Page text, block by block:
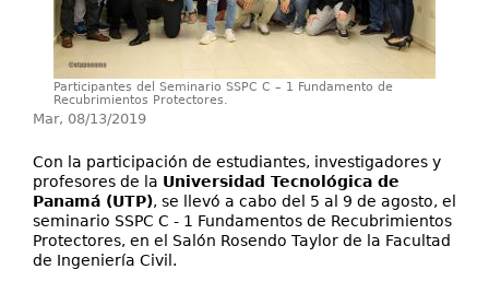
Participantes del Seminario SSPC C – 1 Fundamento de
Recubrimientos Protectores.
Mar, 08/13/2019
Con la participación de estudiantes, investigadores y
profesores de la Universidad Tecnológica de
Panamá (UTP), se llevó a cabo del 5 al 9 de agosto, el
seminario SSPC C - 1 Fundamentos de Recubrimientos
Protectores, en el Salón Rosendo Taylor de la Facultad
de Ingeniería Civil.